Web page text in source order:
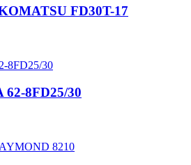
FD30T-17
8FD25/30